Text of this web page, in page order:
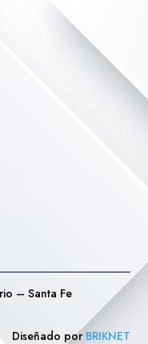
– Santa Fe
Diseñado por BRIKNET